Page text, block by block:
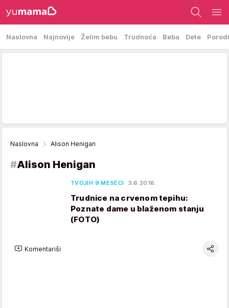
Naslovna Najnovije Želim bebu Trudnoća Beba Dete
Naslovna Alison Henigan
#Alison Henigan
TVOJIH 9 MESECI 3.6.2016.
Trudnice na crvenom tepihu:
Poznate dame u blaženom stanju
(FOTO)
Komentariši